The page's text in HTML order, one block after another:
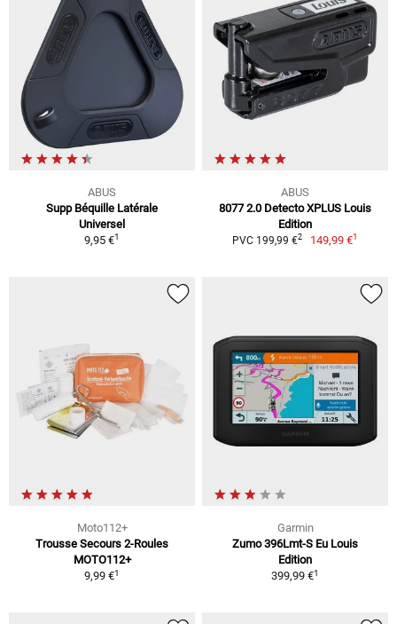
ABUS
Supp Béquille Latérale
Universel
9,95 €1
ABUS
8077 2.0 Detecto XPLUS Louis
Edition
PVC 199,99 €2 149,99 €1
Moto112+
Trousse Secours 2-Roules
MOTO112+
9,99 €1
Garmin
Zumo 396Lmt-S Eu Louis
Edition
399,99 €1